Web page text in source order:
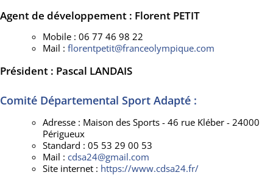
Agent de développement : Florent PETIT
Mobile : 06 77 46 98 22
Mail : florentpetit@franceolympique.com
Président : Pascal LANDAIS
Comité Départemental Sport Adapté :
Adresse : Maison des Sports - 46 rue Kléber - 24000
Périgueux
Standard : 05 53 29 00 53
Mail : cdsa24@gmail.com
Site internet : https://www.cdsa24.fr/